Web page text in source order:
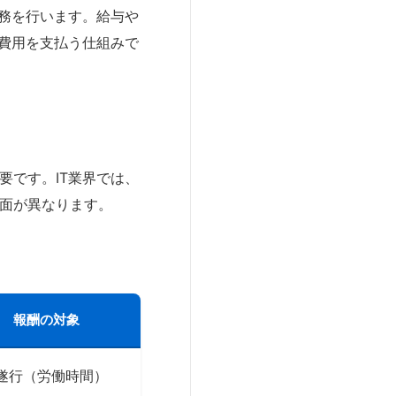
を行います。給与や
用を支払う仕組みで
です。IT業界では、
が異なります。
報酬の対象
行（労働時間）